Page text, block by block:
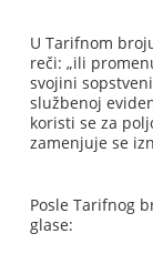
U Tarifnom
reči: „ili
svojini
službenoj
koristi se za
zamenjuje se
Posle Tarifnog
glase: